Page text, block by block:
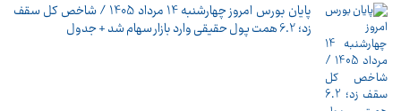
پایان بورس امروز چهارشنبه 14 مرداد 1405 / شاخص کل سقف
زد؛ 6.2 همت پول حقیقی وارد بازار سهام شد + جدول